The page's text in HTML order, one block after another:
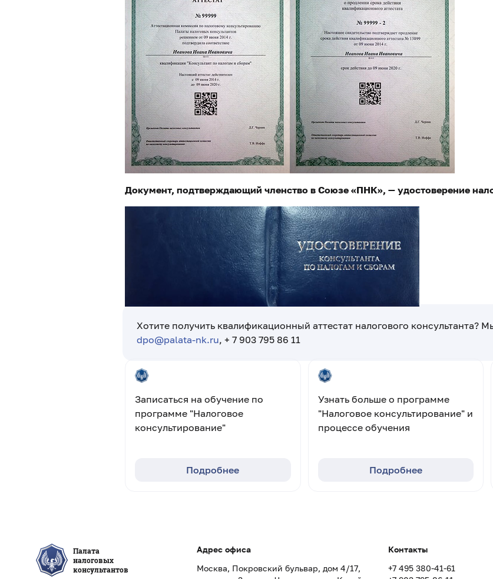
Документ, подтверждающий членство в Союзе «ПНК», — удостоверение
Хотите получить квалификационный аттестат налогового консультанта?
dpo@palata-nk.ru, + 7 903 795 86 11
Записаться на обучение по
программе "Налоговое
консультирование"
Подробнее
Узнать больше о программе
"Налоговое консультирование" и
процессе обучения
Подробнее
Палата
налоговых
консультантов
Адрес офиса
Москва, Покровский бульвар, дом 4/17,
Контакты
+7 495 380-41-61